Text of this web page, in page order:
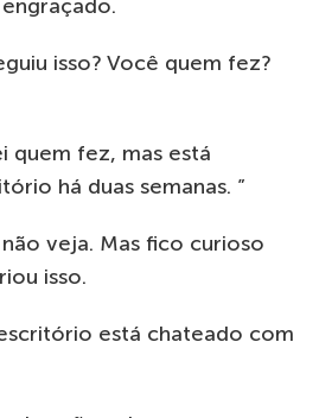
isso? Você quem fez?
quem fez, mas está
há duas semanas. ”
veja. Mas fico curioso
isso.
está chateado com